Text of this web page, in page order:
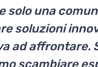
solo una
soluzioni
ad affrontare.
scambiare